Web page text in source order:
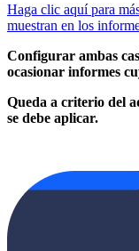
Haga clic aquí para
muestran en los
Configurar ambas
ocasionar informes
Queda a criterio del
se debe aplicar.